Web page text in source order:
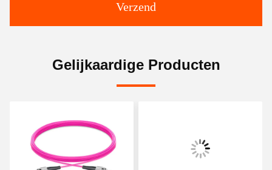
Verzend
Gelijkaardige Producten